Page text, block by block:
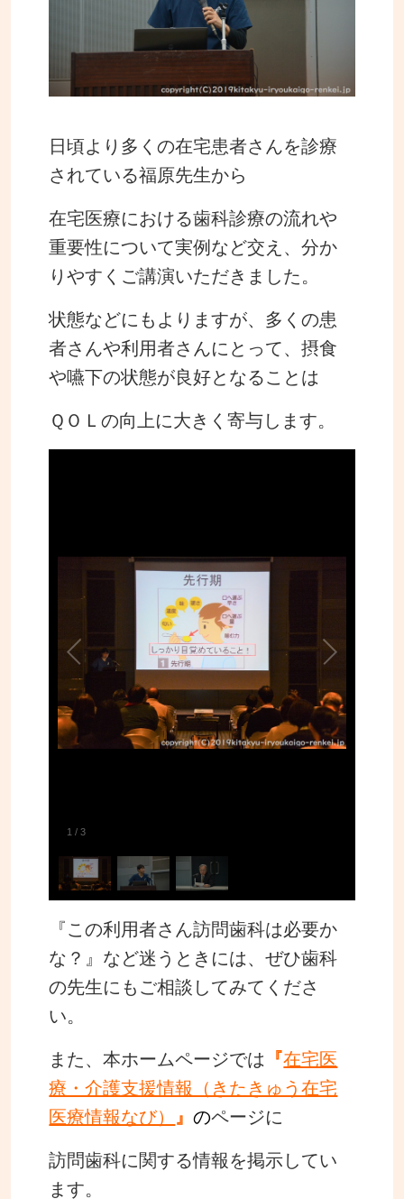
日頃より多くの在宅患者さんを診療
されている福原先生から
在宅医療における歯科診療の流れや
重要性について実例など交え、分か
りやすくご講演いただきました。
状態などにもよりますが、多くの患
者さんや利用者さんにとって、摂食
や嚥下の状態が良好となることは
ＱＯＬの向上に大きく寄与します。
1 /3
『この利用者さん訪問歯科は必要か
な？』など迷うときには、ぜひ歯科
の先生にもご相談してみてくださ
い。
また、本ホームページでは 『在宅医
療・介護支援情報（きたきゅう在宅
医療情報なび） 』のページに
訪問歯科に関する情報を掲示してい
ます。